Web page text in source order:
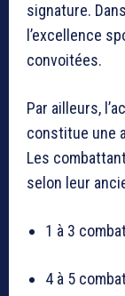
signature.
l’excellence
convoitées.
Par ailleurs,
constitue une
Les
selon leur
1 à 3
4 à 5